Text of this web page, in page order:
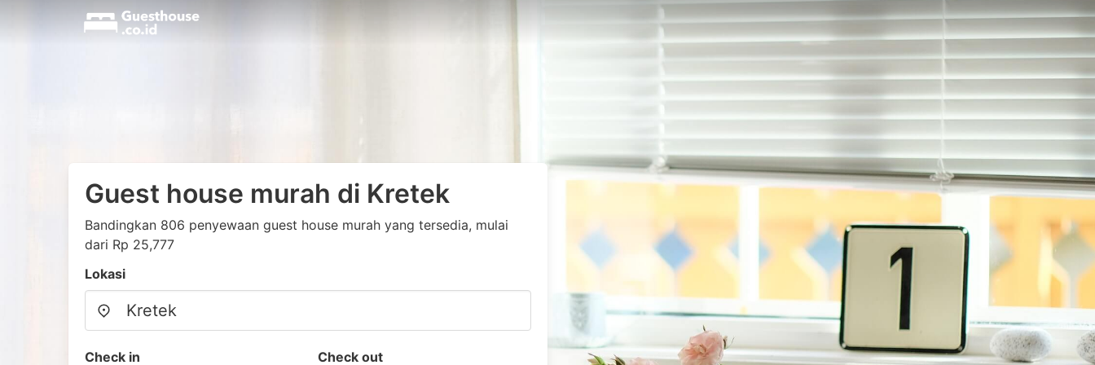
Guest house murah di Kretek
Bandingkan 806 penyewaan guest house murah yang tersedia, mulai
dari Rp 25,777
Lokasi
Check in Check out